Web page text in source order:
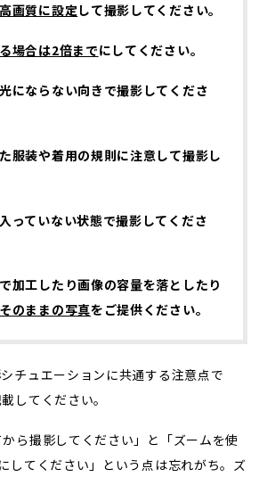
画質に設定して撮影してください。
場合は2倍までにしてください。
にならない向きで撮影してくださ
服装や着用の規則に注意して撮影し
っていない状態で撮影してくださ
加工したり画像の容量を落としたり
のままの写真をご提供ください。
チュエーションに共通する注意点で
してください。
ら撮影してください」と「ズームを使
してください」という点は忘れがち。ズ